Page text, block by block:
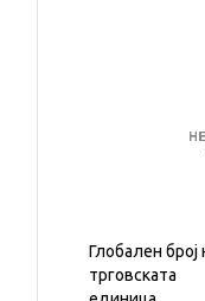
Глобален број
трговската